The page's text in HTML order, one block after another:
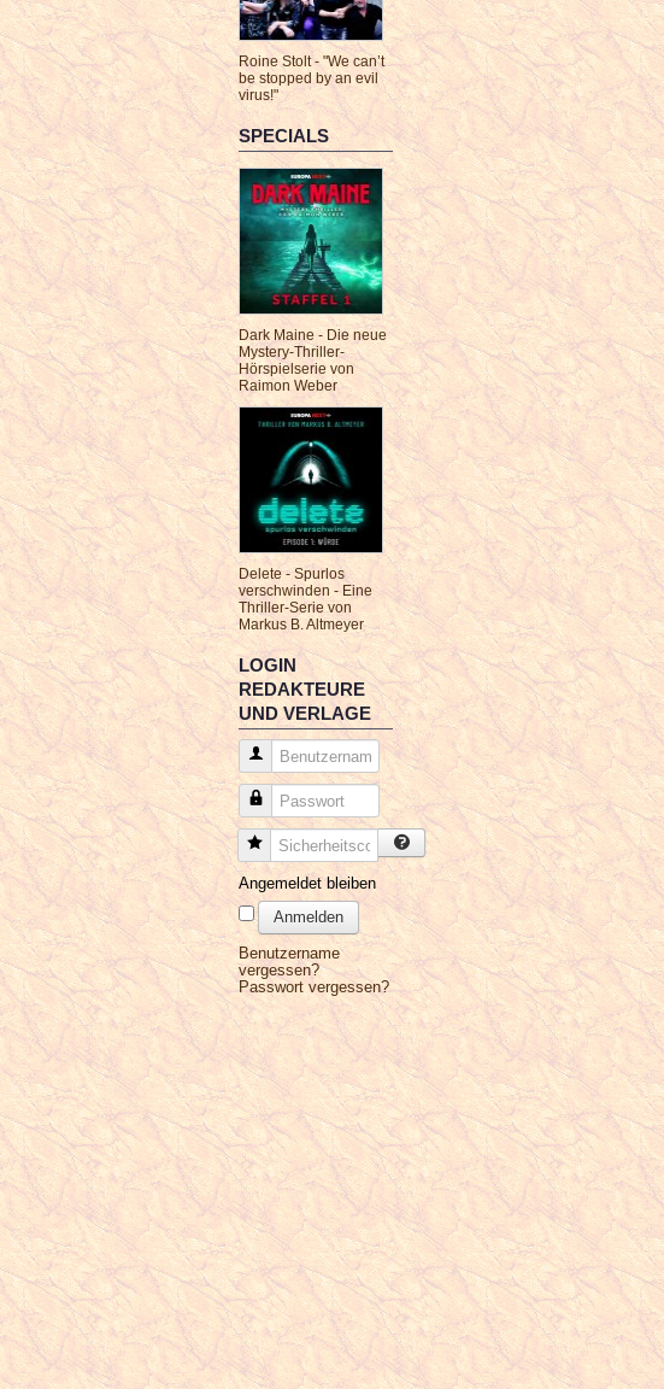
Roine Stolt - "We can’t
be stopped by an evil
virus!"
SPECIALS
Dark Maine - Die neue
Mystery-Thriller-
Hörspielserie von
Raimon Weber
Delete - Spurlos
verschwinden - Eine
Thriller-Serie von
Markus B. Altmeyer
LOGIN
REDAKTEURE
UND VERLAGE
Benutzername
Passwort
Sicherheitscode
Angemeldet bleiben
Anmelden
Benutzername
vergessen?
Passwort vergessen?